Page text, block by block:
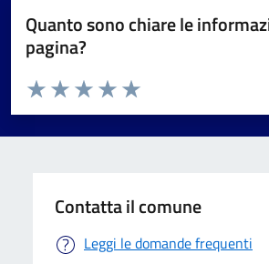
Quanto sono chiare le
pagina?
Valuta da 1 a 5 stelle la pagina
Valuta 5 stelle su 5
Valuta 4 stelle su 5
Valuta 3 stelle su 5
Valuta 2 stelle su 5
Valuta 1 stelle su 5
Contatta il comune
Leggi le domande frequenti